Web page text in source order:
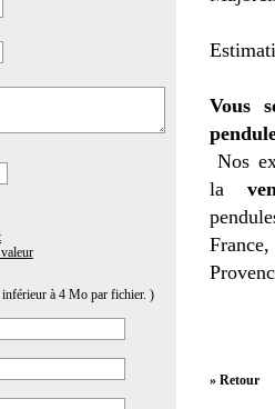
à 4 Mo par fichier. )
Vous
Nos
la
» Retour